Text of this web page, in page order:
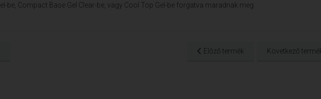
be, Compact Base Gel Clear-be, vagy Cool Top Gel-be forgatva maradnak meg.
Előző termék Következő